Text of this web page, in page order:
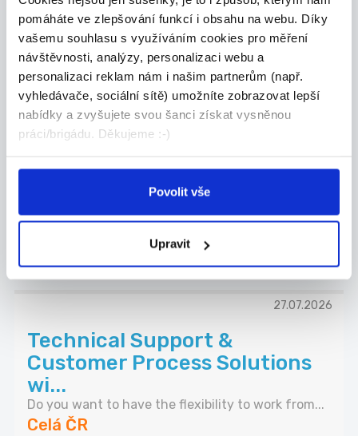
pomáháte ve zlepšování funkcí i obsahu na webu. Díky
vašemu souhlasu s využíváním cookies pro měření
návštěvnosti, analýzy, personalizaci webu a
personalizaci reklam nám i našim partnerům (např.
vyhledávače, sociální sítě) umožníte zobrazovat lepší
nabídky a zvyšujete svou šanci získat vysněnou
práci/brigádu. Děkujeme :-)
Povolit vše
Upravit
27.07.2026
SEŘIZOVAČ, PLASTAŘINA |
PÍSEK | NÁBOROVÝ PŘÍSPĚVEK
VSTŘIKOL...
Grafton Recruitment s.r.o.
27.07.2026
Technical Support &
Customer Process Solutions
wi...
Do you want to have the flexibility to work from...
Celá ČR